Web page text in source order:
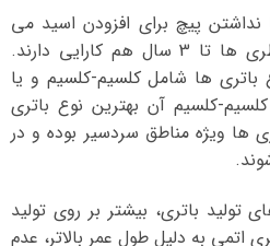
پیچ برای افزودن اسید می
باشد. گفته می شود این باطری ها تا 3 سال هم کارایی دارند.
باتری ها شامل کلسیم-کلسیم و یا
کلسیم آن بهترین نوع باتری
ها ویژه مناطق سردسیر بوده و در
تولید باتری، بیشتر بر روی تولید
اتمی به دلیل طول عمر بالاتر، عدم